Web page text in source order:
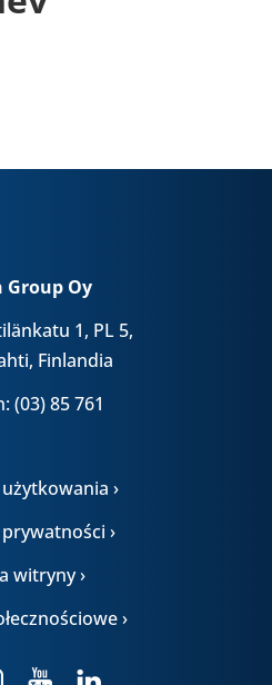
Group Oy
1, PL 5,
Finlandia
(03) 85 761
›
›
witryny ›
›